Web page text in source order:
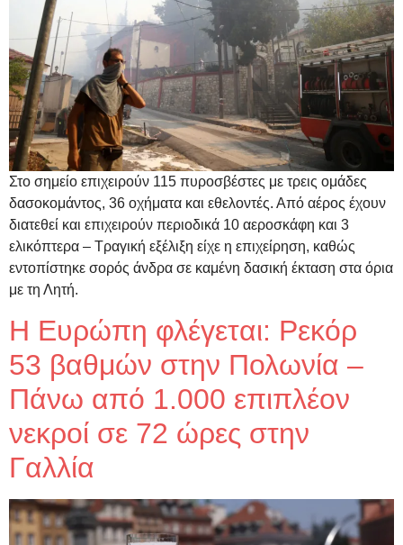
Στο σημείο επιχειρούν 115 πυροσβέστες με τρεις ομάδες
δασοκομάντος, 36 οχήματα και εθελοντές. Από αέρος έχουν
διατεθεί και επιχειρούν περιοδικά 10 αεροσκάφη και 3
ελικόπτερα – Τραγική εξέλιξη είχε η επιχείρηση, καθώς
εντοπίστηκε σορός άνδρα σε καμένη δασική έκταση στα όρια
με τη Λητή.
Η Ευρώπη φλέγεται: Ρεκόρ
53 βαθμών στην Πολωνία –
Πάνω από 1.000 επιπλέον
νεκροί σε 72 ώρες στην
Γαλλία